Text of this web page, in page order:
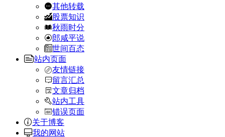
其他转载
股票知识
秋雨时分
郎咸平说
世间百态
站内页面
友情链接
留言汇总
文章归档
站内工具
错误页面
关于博客
我的网站